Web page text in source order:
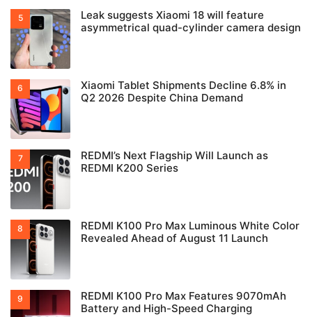
Leak suggests Xiaomi 18 will feature
asymmetrical quad-cylinder camera design
Xiaomi Tablet Shipments Decline 6.8% in
Q2 2026 Despite China Demand
REDMI’s Next Flagship Will Launch as
REDMI K200 Series
REDMI K100 Pro Max Luminous White Color
Revealed Ahead of August 11 Launch
REDMI K100 Pro Max Features 9070mAh
Battery and High-Speed Charging